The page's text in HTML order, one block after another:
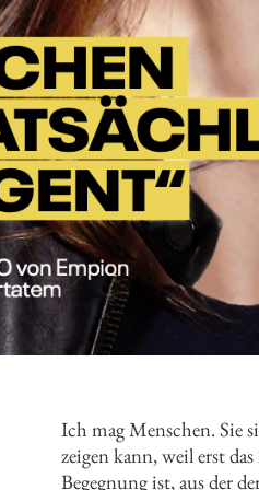
Ich mag Menschen. Sie
zeigen kann, weil erst
Begegnung ist, aus der